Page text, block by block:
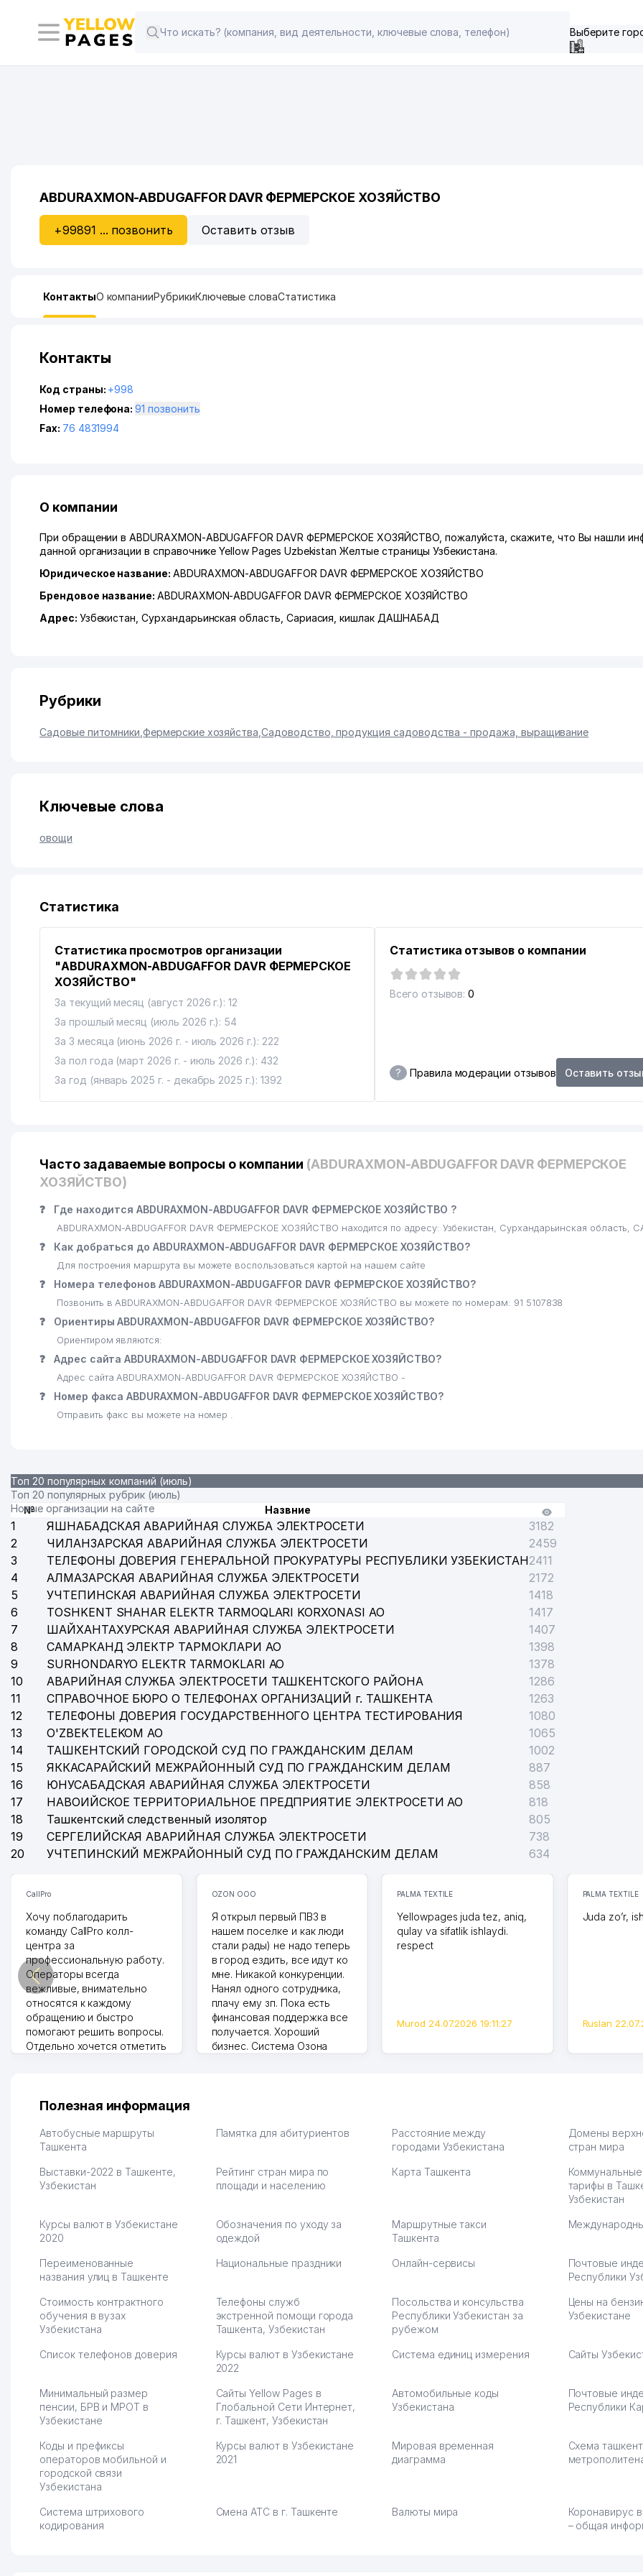
Выберите
ABDURAXMON-ABDUGAFFOR DAVR ФЕРМЕРСКОЕ ХОЗЯЙСТВО
+99891 ... позвонить Оставить отзыв
КонтактыО компанииРубрикиКлючевые словаСтатистика
Контакты
Код страны: +998
Номер телефона:
91 позвонить
Fax: 76 4831994
О компании
При обращении в ABDURAXMON-ABDUGAFFOR DAVR ФЕРМЕРСКОЕ ХОЗЯЙСТВО, пожалуйста, скажите, что Вы нашли
данной организации в справочнике Yellow Pages Uzbekistan Желтые страницы Узбекистана.
Юридическое название: ABDURAXMON-ABDUGAFFOR DAVR ФЕРМЕРСКОЕ ХОЗЯЙСТВО
Брендовое название: ABDURAXMON-ABDUGAFFOR DAVR ФЕРМЕРСКОЕ ХОЗЯЙСТВО
Адрес: Узбекистан,Сурхандарьинская область Сариасия ,кишлак ДАШНАБАД
Рубрики
Садовые питомники ,Фермерские хозяйства ,Садоводство, продукция садоводства - продажа, выращивание
Ключевые слова
овощи
Статистика
Статистика просмотров организации
"ABDURAXMON-ABDUGAFFOR DAVR ФЕРМЕРСКОЕ
ХОЗЯЙСТВО"
За текущий месяц (август 2026 г.): 12
За прошлый месяц (июль 2026 г.): 54
За 3 месяца (июнь 2026 г. - июль 2026 г.): 222
За пол года (март 2026 г. - июль 2026 г.): 432
За год (январь 2025 г. - декабрь 2025 г.): 1392
Статистика отзывов о компании
Всего отзывов: 0
? Правила модерации отзывов Оставить
Часто задаваемые вопросы о компании (ABDURAXMON-ABDUGAFFOR DAVR ФЕРМЕРСКОЕ
ХОЗЯЙСТВО)
❓ Где находится ABDURAXMON-ABDUGAFFOR DAVR ФЕРМЕРСКОЕ ХОЗЯЙСТВО ?
ABDURAXMON-ABDUGAFFOR DAVR ФЕРМЕРСКОЕ ХОЗЯЙСТВО находится по адресу: Узбекистан, Сурхандарьинская область,
❓ Как добраться до ABDURAXMON-ABDUGAFFOR DAVR ФЕРМЕРСКОЕ ХОЗЯЙСТВО?
Для построения маршрута вы можете воспользоваться картой на нашем сайте
❓ Номера телефонов ABDURAXMON-ABDUGAFFOR DAVR ФЕРМЕРСКОЕ ХОЗЯЙСТВО?
Позвонить в ABDURAXMON-ABDUGAFFOR DAVR ФЕРМЕРСКОЕ ХОЗЯЙСТВО вы можете по номерам: 91 5107838
❓ Ориентиры ABDURAXMON-ABDUGAFFOR DAVR ФЕРМЕРСКОЕ ХОЗЯЙСТВО?
Ориентиром являются:
❓ Адрес сайта ABDURAXMON-ABDUGAFFOR DAVR ФЕРМЕРСКОЕ ХОЗЯЙСТВО?
Адрес сайта ABDURAXMON-ABDUGAFFOR DAVR ФЕРМЕРСКОЕ ХОЗЯЙСТВО -
❓ Номер факса ABDURAXMON-ABDUGAFFOR DAVR ФЕРМЕРСКОЕ ХОЗЯЙСТВО?
Отправить факс вы можете на номер .
Топ 20 популярных компаний (июль)
Топ 20 популярных рубрик (июль)
Новые организации на сайте
№ Назвние
1 ЯШНАБАДСКАЯ АВАРИЙНАЯ СЛУЖБА ЭЛЕКТРОСЕТИ
3182
2
ЧИЛАНЗАРСКАЯ АВАРИЙНАЯ СЛУЖБА ЭЛЕКТРОСЕТИ
2459
3
ТЕЛЕФОНЫ ДОВЕРИЯ ГЕНЕРАЛЬНОЙ ПРОКУРАТУРЫ РЕСПУБЛИКИ УЗБЕКИСТАН2411
4
АЛМАЗАРСКАЯ АВАРИЙНАЯ СЛУЖБА ЭЛЕКТРОСЕТИ
2172
5
УЧТЕПИНСКАЯ АВАРИЙНАЯ СЛУЖБА ЭЛЕКТРОСЕТИ
1418
6
TOSHKENT SHAHAR ELEKTR TARMOQLARI KORXONASI АО
1417
7
ШАЙХАНТАХУРСКАЯ АВАРИЙНАЯ СЛУЖБА ЭЛЕКТРОСЕТИ
1407
8
САМАРКАНД ЭЛЕКТР ТАРМОКЛАРИ АО
1398
9
SURHONDARYO ELEKTR TARMOKLARI АО
1378
10
АВАРИЙНАЯ СЛУЖБА ЭЛЕКТРОСЕТИ ТАШКЕНТСКОГО РАЙОНА
1286
11
СПРАВОЧНОЕ БЮРО О ТЕЛЕФОНАХ ОРГАНИЗАЦИЙ г. ТАШКЕНТА
1263
12
ТЕЛЕФОНЫ ДОВЕРИЯ ГОСУДАРСТВЕННОГО ЦЕНТРА ТЕСТИРОВАНИЯ
1080
13
O'ZBEKTELEKOM АО
1065
14
ТАШКЕНТСКИЙ ГОРОДСКОЙ СУД ПО ГРАЖДАНСКИМ ДЕЛАМ
1002
15
ЯККАСАРАЙСКИЙ МЕЖРАЙОННЫЙ СУД ПО ГРАЖДАНСКИМ ДЕЛАМ
887
16
ЮНУСАБАДСКАЯ АВАРИЙНАЯ СЛУЖБА ЭЛЕКТРОСЕТИ
858
17
НАВОИЙСКОЕ ТЕРРИТОРИАЛЬНОЕ ПРЕДПРИЯТИЕ ЭЛЕКТРОСЕТИ АО
818
18
Ташкентский следственный изолятор
805
19
СЕРГЕЛИЙСКАЯ АВАРИЙНАЯ СЛУЖБА ЭЛЕКТРОСЕТИ
738
20
УЧТЕПИНСКИЙ МЕЖРАЙОННЫЙ СУД ПО ГРАЖДАНСКИМ ДЕЛАМ 634
CallPro
Хочу поблагодарить
команду CallPro колл-
центра за
профессиональную работу.
Операторы всегда
вежливые, внимательно
относятся к каждому
обращению и быстро
помогают решить вопросы.
Отдельно хочется отметить
их работе значительно
обслуживания клиентов.
Рекомендую этот колл-
партнера для бизнеса.
Vip Brand 31.07.2026 11:43:39
OZON ООО
Я открыл первый ПВЗ в
нашем поселке и как люди
стали рады) не надо теперь
в город ездить, все идут ко
мне. Никакой конкуренции.
Нанял одного сотрудника,
плачу ему зп. Пока есть
финансовая поддержка все
получается. Хороший
бизнес. Система Озона
тут у нас уже есть ПВЗ.
Марат 27.07.2026 08:00:37
PALMA TEXTILE
Yellowpages juda tez, aniq,
qulay va sifatlik ishlaydi.
respect
Murod 24.07.2026 19:11:27
PALMA TEXTILE
Juda zo’r,
Ruslan
Полезная информация
Автобусные маршруты
Ташкента
Памятка для абитуриентов
Расстояние между
городами Узбекистана
Домены
стран мира
Выставки-2022 в Ташкенте,
Узбекистан
Рейтинг стран мира по
площади и населению
Карта Ташкента
тарифы в
Узбекистан
Курсы валют в Узбекистане
2020
Обозначения по уходу за
одеждой
Маршрутные такси
Ташкента
Переименованные
названия улиц в Ташкенте
Национальные праздники Онлайн-сервисы
Почтовые
Республики
Стоимость контрактного
обучения в вузах
Узбекистана
Телефоны служб
экстренной помощи города
Ташкента, Узбекистан
Посольства и консульства
Республики Узбекистан за
рубежом
Цены на
Узбекистане
Список телефонов доверия
Курсы валют в Узбекистане
2022
Система единиц измерения Сайты
Минимальный размер
пенсии, БРВ и МРОТ в
Узбекистане
Сайты Yellow Pages в
Глобальной Сети Интернет,
г. Ташкент, Узбекистан
Автомобильные коды
Узбекистана
Почтовые
Республики
Коды и префиксы
операторов мобильной и
городской связи
Узбекистана
Курсы валют в Узбекистане
2021
Мировая временная
диаграмма
Схема
Система штрихового
кодирования
Смена АТС в г. Ташкенте Валюты мира
Коронавирус
– общая